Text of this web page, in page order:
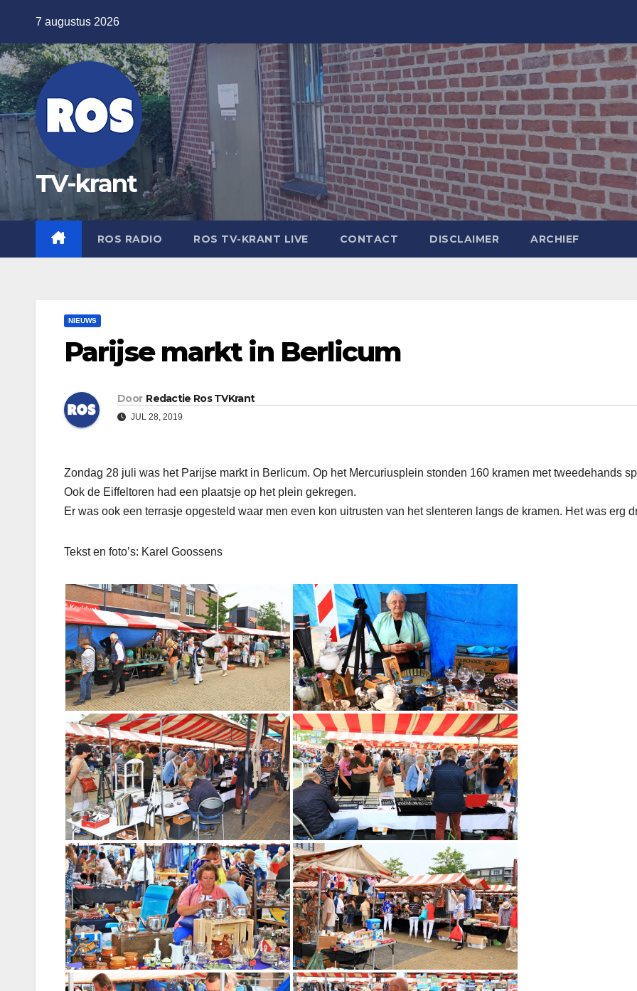
de
inhoud
7 augustus 2026
TV-krant
ROS RADIO ROS TV-KRANT LIVE CONTACT DISCLAIMER ARCHIEF
NIEUWS
Parijse markt in Berlicum
Door Redactie Ros TVKrant
JUL 28, 2019
Zondag 28 juli was het Parijse markt in Berlicum. Op het Mercuriusplein stonden 160 kramen met tweedehands
Ook de Eiffeltoren had een plaatsje op het plein gekregen.
Er was ook een terrasje opgesteld waar men even kon uitrusten van het slenteren langs de kramen. Het was erg
Tekst en foto’s: Karel Goossens